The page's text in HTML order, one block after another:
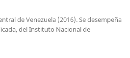
de Venezuela (2016). Se desempeña
del Instituto Nacional de